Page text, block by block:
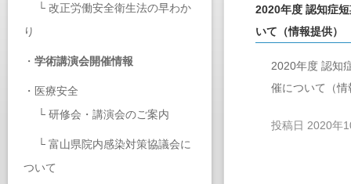
└ 改正労働安全衛生法の早わか
り
・ 学術講演会開催情報
・ 医療安全
└ 研修会・講演会のご案内
└ 富山県院内感染対策協議会に
ついて
2020年度 認知症
いて（情報提供）
2020年度 認知
催について（情
投稿日 2020年